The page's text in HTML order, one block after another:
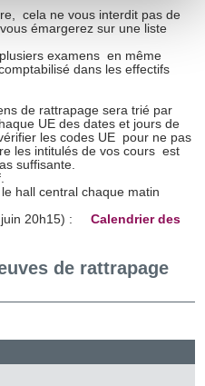
de vos données
reportez-vous à la
modifier ou retirer votre
personnaliser le contenu
relatives aux
notre trafic. Nous
sur l'utilisation de
de médias sociaux, de
leur avez fournies ou qu'ils
de leurs services.
cela ne vous interdit pas de
émargerez sur une liste
examens en même
dans les effectifs
de rattrapage sera trié par
UE des dates et jours de
les codes UE pour ne pas
les intitulés de vos cours est
suffisante.
hall central chaque matin
juin 20h15) :Calendrier des
de rattrapage